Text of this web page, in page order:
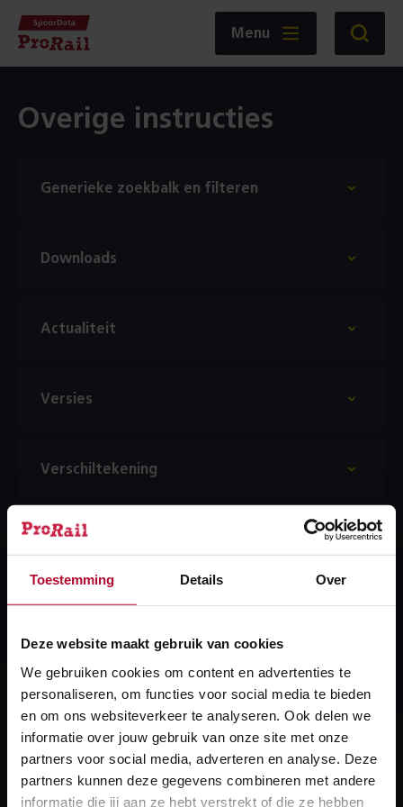
Toestemming Details Over
Deze website maakt gebruik van cookies
We gebruiken cookies om content en advertenties te
personaliseren, om functies voor social media te bieden
en om ons websiteverkeer te analyseren. Ook delen we
informatie over jouw gebruik van onze site met onze
partners voor social media, adverteren en analyse. Deze
partners kunnen deze gegevens combineren met andere
informatie die jij aan ze hebt verstrekt of die ze hebben
Navigatie
Homepage
Menu Zoeken
Overige instructies
Generieke zoekbalk en filteren
Downloads
Actualiteit
Versies
Verschiltekening
Kwaliteit
Zoeken naar SWID
Heb je een vraag?
We helpen je graag! We reageren op werkdagen
binnen 24 uur.